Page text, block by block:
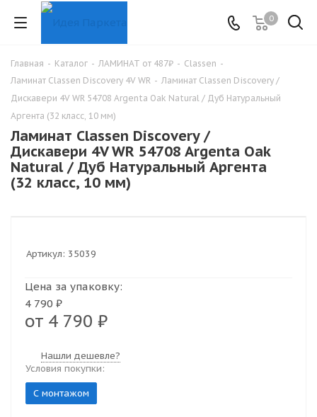
0
Главная - Каталог - ЛАМИНАТ от 487₽ - Classen -
Ламинат Classen Discovery 4V WR - Ламинат Classen Discovery /
Дискавери 4V WR 54708 Argenta Oak Natural / Дуб Натуральный
Аргента (32 класс, 10 мм)
Ламинат Classen Discovery /
Дискавери 4V WR 54708 Argenta Oak
Natural / Дуб Натуральный Аргента
(32 класс, 10 мм)
Артикул: 35039
Цена за упаковку:
4 790 ₽
от 4 790 ₽
Нашли дешевле?
Условия покупки:
С монтажом